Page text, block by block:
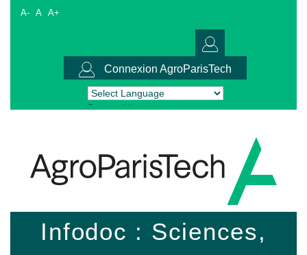
A- A A+
Connexion AgroParisTech
Powered by Translate
Infodoc : Sciences,